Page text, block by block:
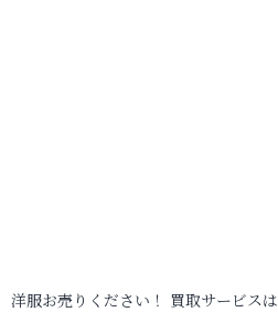
洋服お売りください！ 買取サービスは